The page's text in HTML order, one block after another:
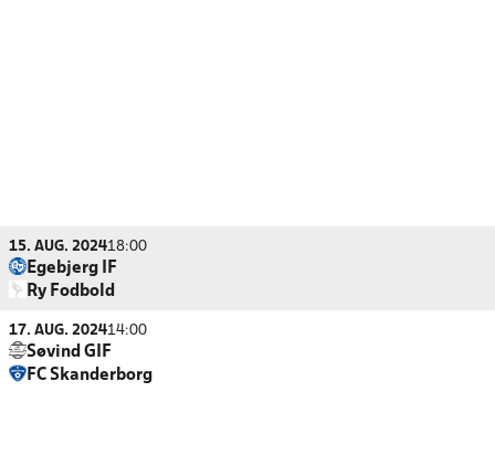
15. AUG. 202418:00
Egebjerg IF
Ry Fodbold
17. AUG. 202414:00
Søvind GIF
FC Skanderborg